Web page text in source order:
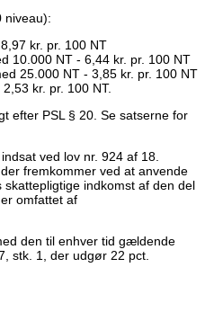
niveau):
kr. pr. 100 NT
10.000 NT - 6,44 kr. pr. 100 NT
25.000 NT - 3,85 kr. pr. 100 NT
kr. pr. 100 NT.
efter PSL § 20. Se satserne for
ved lov nr. 924 af 18.
fremkommer ved at anvende
indkomst af den del
omfattet af
den til enhver tid gældende
stk. 1, der udgør 22 pct.